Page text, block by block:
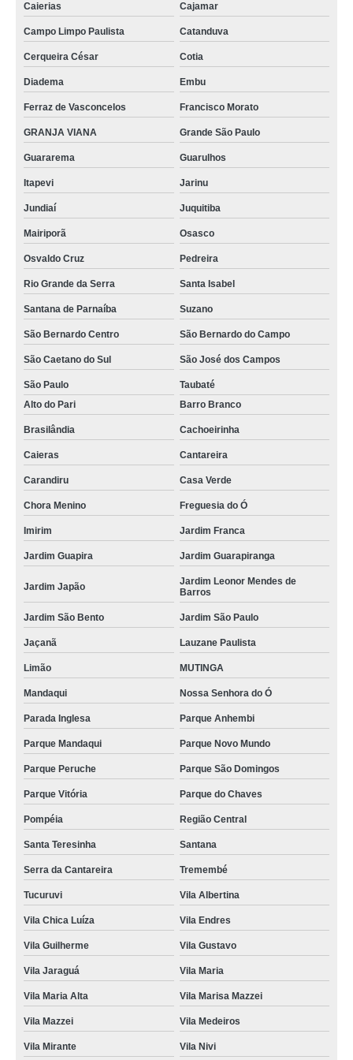
serviço martelinho de ouro contato Santa Isabel
martelinho de ouro perto de mim Cachoeirinha
martelinho de ouro próximo a mim Jardim Leonor Mendes de Barros
martelinho de ouro oficina telefone Osvaldo Cruz
funilaria martelinho de ouro contato Osasco
encontrar funilaria martelinho de ouro Cachoeirinha
serviço de martelinho de ouro contato Jardim Leonor Mendes de Barros
martelinho de ouro próximo a mim telefone São Caetano do Sul
martelinho ouro Embu
oficina martelinho de ouro contato Rio Grande da Serra
martelinho de ouro perto de mim contato Lauzane Paulista
funilaria martelinho de ouro telefone Ferraz de Vasconcelos
serviço de martelinho de ouro Jardim Guarapiranga
martelinho de ouro funilaria e pintura telefone Diadema
serviço martelinho de ouro telefone Jardim São Paulo
martelinho de ouro express telefone Tucuruvi
onde tem serviço de martelinho de ouro Vila Nivi
encontrar funilaria martelinho de ouro Vila Maria Alta
onde tem martelinho ouro Jardim Centenário
martelinho ouro contato Jardim Antártica
encontrar martelinho de ouro oficina Cotia
serviço de martelinho de ouro contato Vila Nivi
martelinho de ouro perto de mim telefone Chora Menino
martelinho de ouro oficina Pedreira
encontrar serviço martelinho de ouro Vila Medeiros
encontrar oficina martelinho de ouro Taubaté
onde tem martelinho de ouro perto de mim São Paulo
serviço de martelinho de ouro telefone Vila Mirante
martelinho de ouro funilaria e pintura Parque Peruche
encontrar serviço de martelinho de ouro Santana
martelinho de ouro telefone Vila Mazzei
onde tem funilaria martelinho de ouro Jardim Antártica
martelinho de ouro contato Parque Novo Mundo
martelinho ouro São Paulo
onde tem martelinho de ouro funilaria e pintura Vila Marisa Mazzei
Caierias Cajamar
Campo Limpo Paulista Catanduva
Cerqueira César Cotia
Diadema Embu
Ferraz de Vasconcelos Francisco Morato
GRANJA VIANA Grande São Paulo
Guararema Guarulhos
Itapevi Jarinu
Jundiaí Juquitiba
Mairiporã Osasco
Osvaldo Cruz Pedreira
Rio Grande da Serra Santa Isabel
Santana de Parnaíba Suzano
São Bernardo Centro São Bernardo do Campo
São Caetano do Sul São José dos Campos
São Paulo
Taubaté
Alto do Pari
Barro Branco
Brasilândia Cachoeirinha
Caieras Cantareira
Carandiru Casa Verde
Chora Menino Freguesia do Ó
Imirim Jardim Franca
Jardim Guapira Jardim Guarapiranga
Jardim Japão
Jardim Leonor Mendes de
Barros
Jardim São Bento Jardim São Paulo
Jaçanã Lauzane Paulista
Limão MUTINGA
Mandaqui Nossa Senhora do Ó
Parada Inglesa Parque Anhembi
Parque Mandaqui Parque Novo Mundo
Parque Peruche Parque São Domingos
Parque Vitória Parque do Chaves
Pompéia Região Central
Santa Teresinha Santana
Serra da Cantareira Tremembé
Tucuruvi Vila Albertina
Vila Chica Luíza Vila Endres
Vila Guilherme Vila Gustavo
Vila Jaraguá Vila Maria
Vila Maria Alta Vila Marisa Mazzei
Vila Mazzei Vila Medeiros
Vila Mirante Vila Nivi